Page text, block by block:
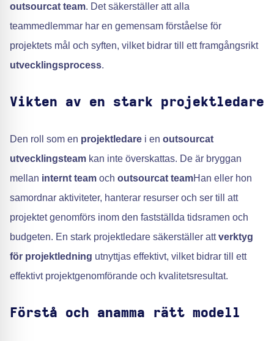
outsourcat team. Det säkerställer att alla
teammedlemmar har en gemensam förståelse för
projektets mål och syften, vilket bidrar till ett framgångsrikt
utvecklingsprocess.
Vikten av en stark projektledare
Den roll som en projektledare i en outsourcat
utvecklingsteam kan inte överskattas. De är bryggan
mellan internt team och outsourcat teamHan eller hon
samordnar aktiviteter, hanterar resurser och ser till att
projektet genomförs inom den fastställda tidsramen och
budgeten. En stark projektledare säkerställer attverktyg
för projektledning utnyttjas effektivt, vilket bidrar till ett
effektivt projektgenomförande och kvalitetsresultat.
Förstå och anamma rätt modell